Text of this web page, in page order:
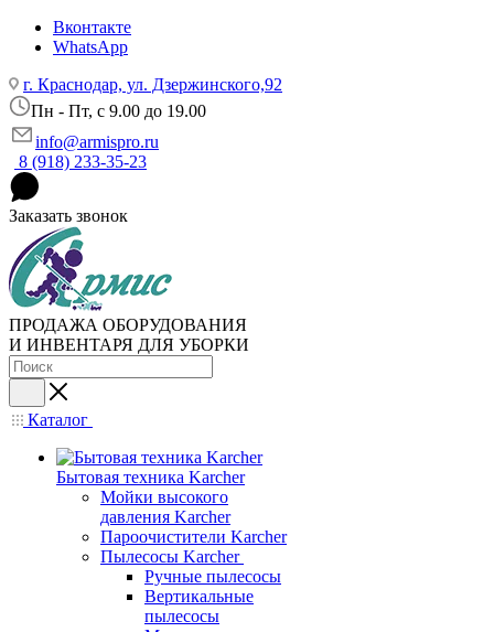
Вконтакте
WhatsApp
г. Краснодар, ул. Дзержинского,92
Пн - Пт, c 9.00 до 19.00
info@armispro.ru
8 (918) 233-35-23
Заказать звонок
ПРОДАЖА ОБОРУДОВАНИЯ
И ИНВЕНТАРЯ ДЛЯ УБОРКИ
Каталог
Бытовая техника Karcher
Мойки высокого
давления Karcher
Пароочистители Karcher
Пылесосы Karcher
Ручные пылесосы
Вертикальные
пылесосы